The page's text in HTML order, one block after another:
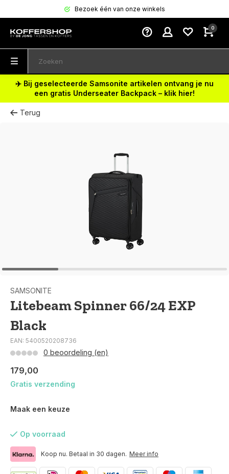
Bezoek één van onze winkels
0
✈️ Bij geselecteerde Samsonite artikelen ontvang je nu
een gratis Underseater Backpack – klik hier!
Terug
SAMSONITE
Litebeam Spinner 66/24 EXP
Black
EAN: 5400520208736
0 beoordeling (en)
179,00
Gratis verzending
Maak een keuze
Op voorraad
Koop nu. Betaal in 30 dagen. Meer info